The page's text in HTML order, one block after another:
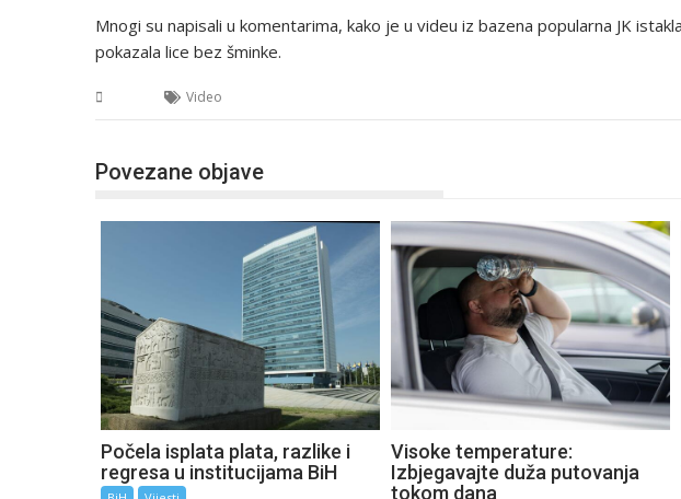
Mnogi su napisali u komentarima, kako je u videu iz bazena popularna JK
pokazala lice bez šminke.
Video
Povezane objave
Počela isplata plata, razlike i
regresa u institucijama BiH
Visoke temperature:
Izbjegavajte duža putovanja
tokom dana